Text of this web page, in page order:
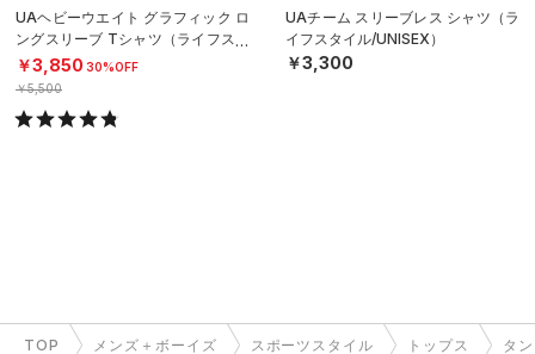
UAヘビーウエイト グラフィック ロ
ングスリーブ Tシャツ（ライフスタ
イル/MEN）
￥3,850 30%OFF
￥5,500
UAチーム スリーブレス シャツ（ラ
イフスタイル/UNISEX）
￥3,300
TOP メンズ＋ボーイズ スポーツスタイル トップス タ